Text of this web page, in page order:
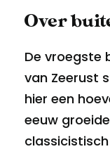
Over
De vroegste
van Zeerust
hier een
eeuw